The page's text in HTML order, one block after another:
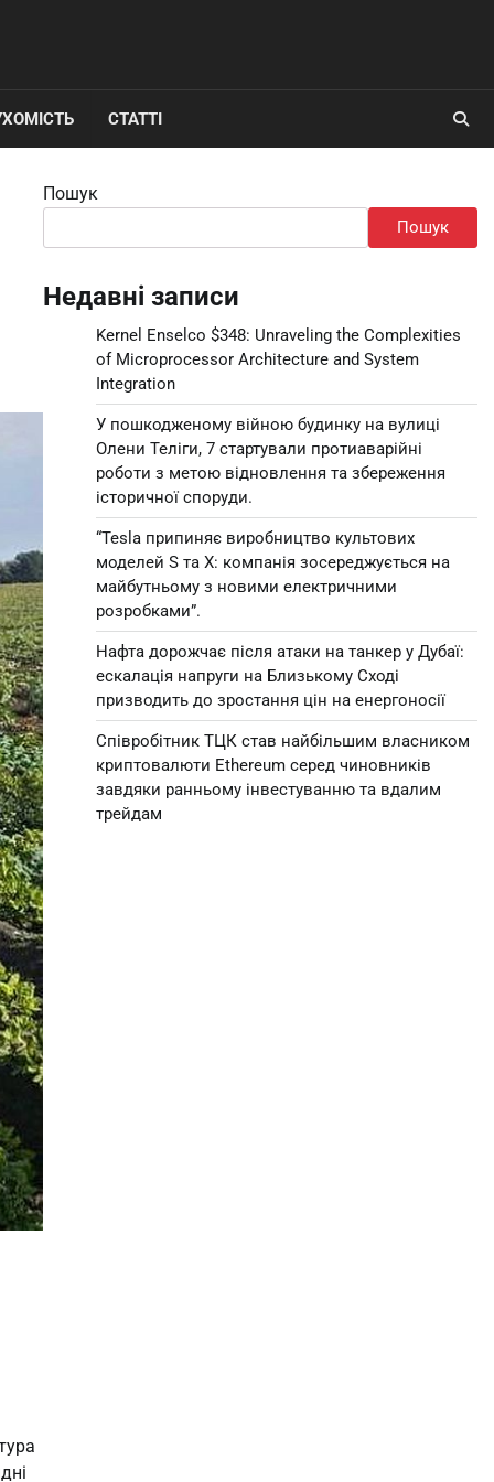
СТАТТІ
Пошук
Пошук
Недавні записи
Kernel Enselco $348: Unraveling the Complexities
of Microprocessor Architecture and System
Integration
У пошкодженому війною будинку на вулиці
Олени Теліги, 7 стартували протиаварійні
роботи з метою відновлення та збереження
історичної споруди.
“Tesla припиняє виробництво культових
моделей S та X: компанія зосереджується на
майбутньому з новими електричними
розробками”.
Нафта дорожчає після атаки на танкер у Дубаї:
ескалація напруги на Близькому Сході
призводить до зростання цін на енергоносії
Співробітник ТЦК став найбільшим власником
криптовалюти Ethereum серед чиновників
завдяки ранньому інвестуванню та вдалим
трейдам